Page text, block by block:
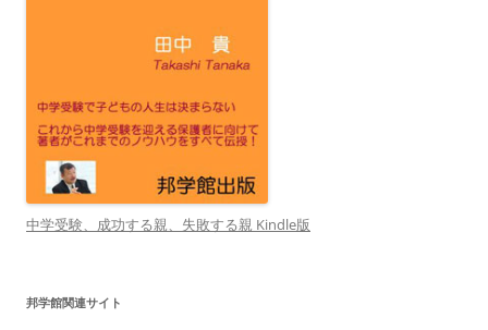
中学受験、成功する親、失敗する親 Kindle版
邦学館関連サイト